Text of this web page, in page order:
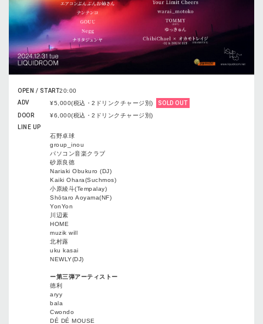
OPEN / START20:00
ADV
¥5,000(税込・2ドリンクチャージ別)
SOLD OUT
DOOR
¥6,000(税込・2ドリンクチャージ別)
LINE UP
石野卓球
group_inou
パソコン音楽クラブ
砂原良徳
Nariaki Obukuro (DJ)
Kaiki Ohara(Suchmos)
小原綾斗(Tempalay)
Shōtaro Aoyama(NF)
YonYon
川辺素
HOME
muzik will
北村蕗
uku kasai
NEWLY(DJ)
ー第三弾アーティストー
徳利
aryy
bala
Cwondo
DÉ DÉ MOUSE